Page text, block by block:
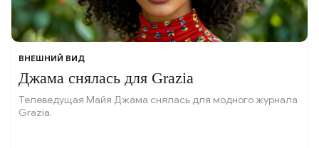
ВНЕШНИЙ ВИД
Джама снялась для Grazia
Телеведущая Майя Джама снялась для модного журнала
Grazia.